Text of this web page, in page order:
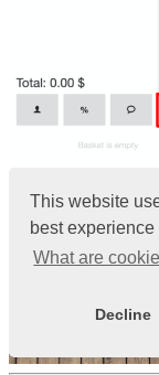
This website
best
What are
Decline
Fixez et
besoin dans le
Cliquez sur la